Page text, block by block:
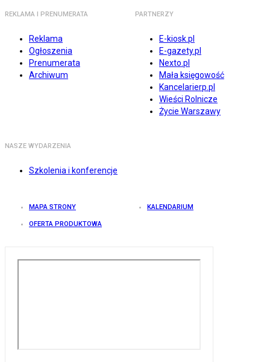
REKLAMA I PRENUMERATA
Reklama
Ogłoszenia
Prenumerata
Archiwum
PARTNERZY
E-kiosk.pl
E-gazety.pl
Nexto.pl
Mała księgowość
Kancelarierp.pl
Wieści Rolnicze
Życie Warszawy
NASZE WYDARZENIA
Szkolenia i konferencje
MAPA STRONY KALENDARIUM
OFERTA PRODUKTOWA